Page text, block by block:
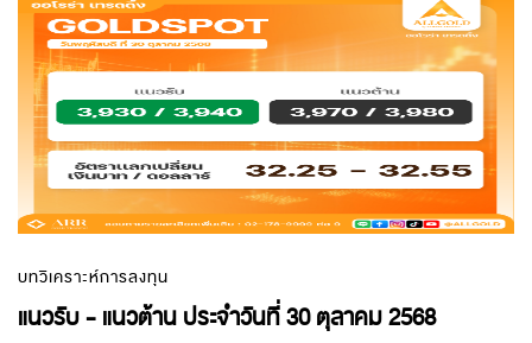
บทวิเคราะห์การลงทุน
แนวรับ - แนวต้าน ประจำวันที่ 30 ตุลาคม 2568